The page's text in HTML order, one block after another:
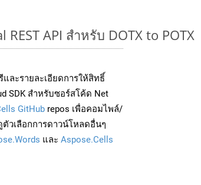
API สำหรับ DOTX to POTX
และรายละเอียดการให้สิทธิ์
SDK สำหรับซอร์สโค้ด Net
GitHub repos เพื่อคอมไพล์/
ตัวเลือกการดาวน์โหลดอื่นๆ
และ Aspose.Cells